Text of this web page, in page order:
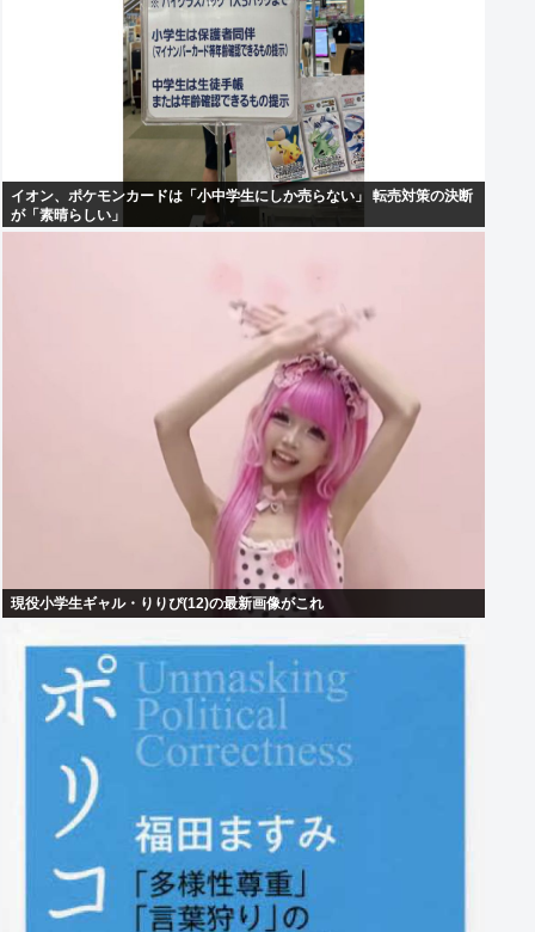
イオン、ポケモンカードは「小中学生にしか売らない」 転売対策の決断
が「素晴らしい」
現役小学生ギャル・りりぴ(12)の最新画像がこれ